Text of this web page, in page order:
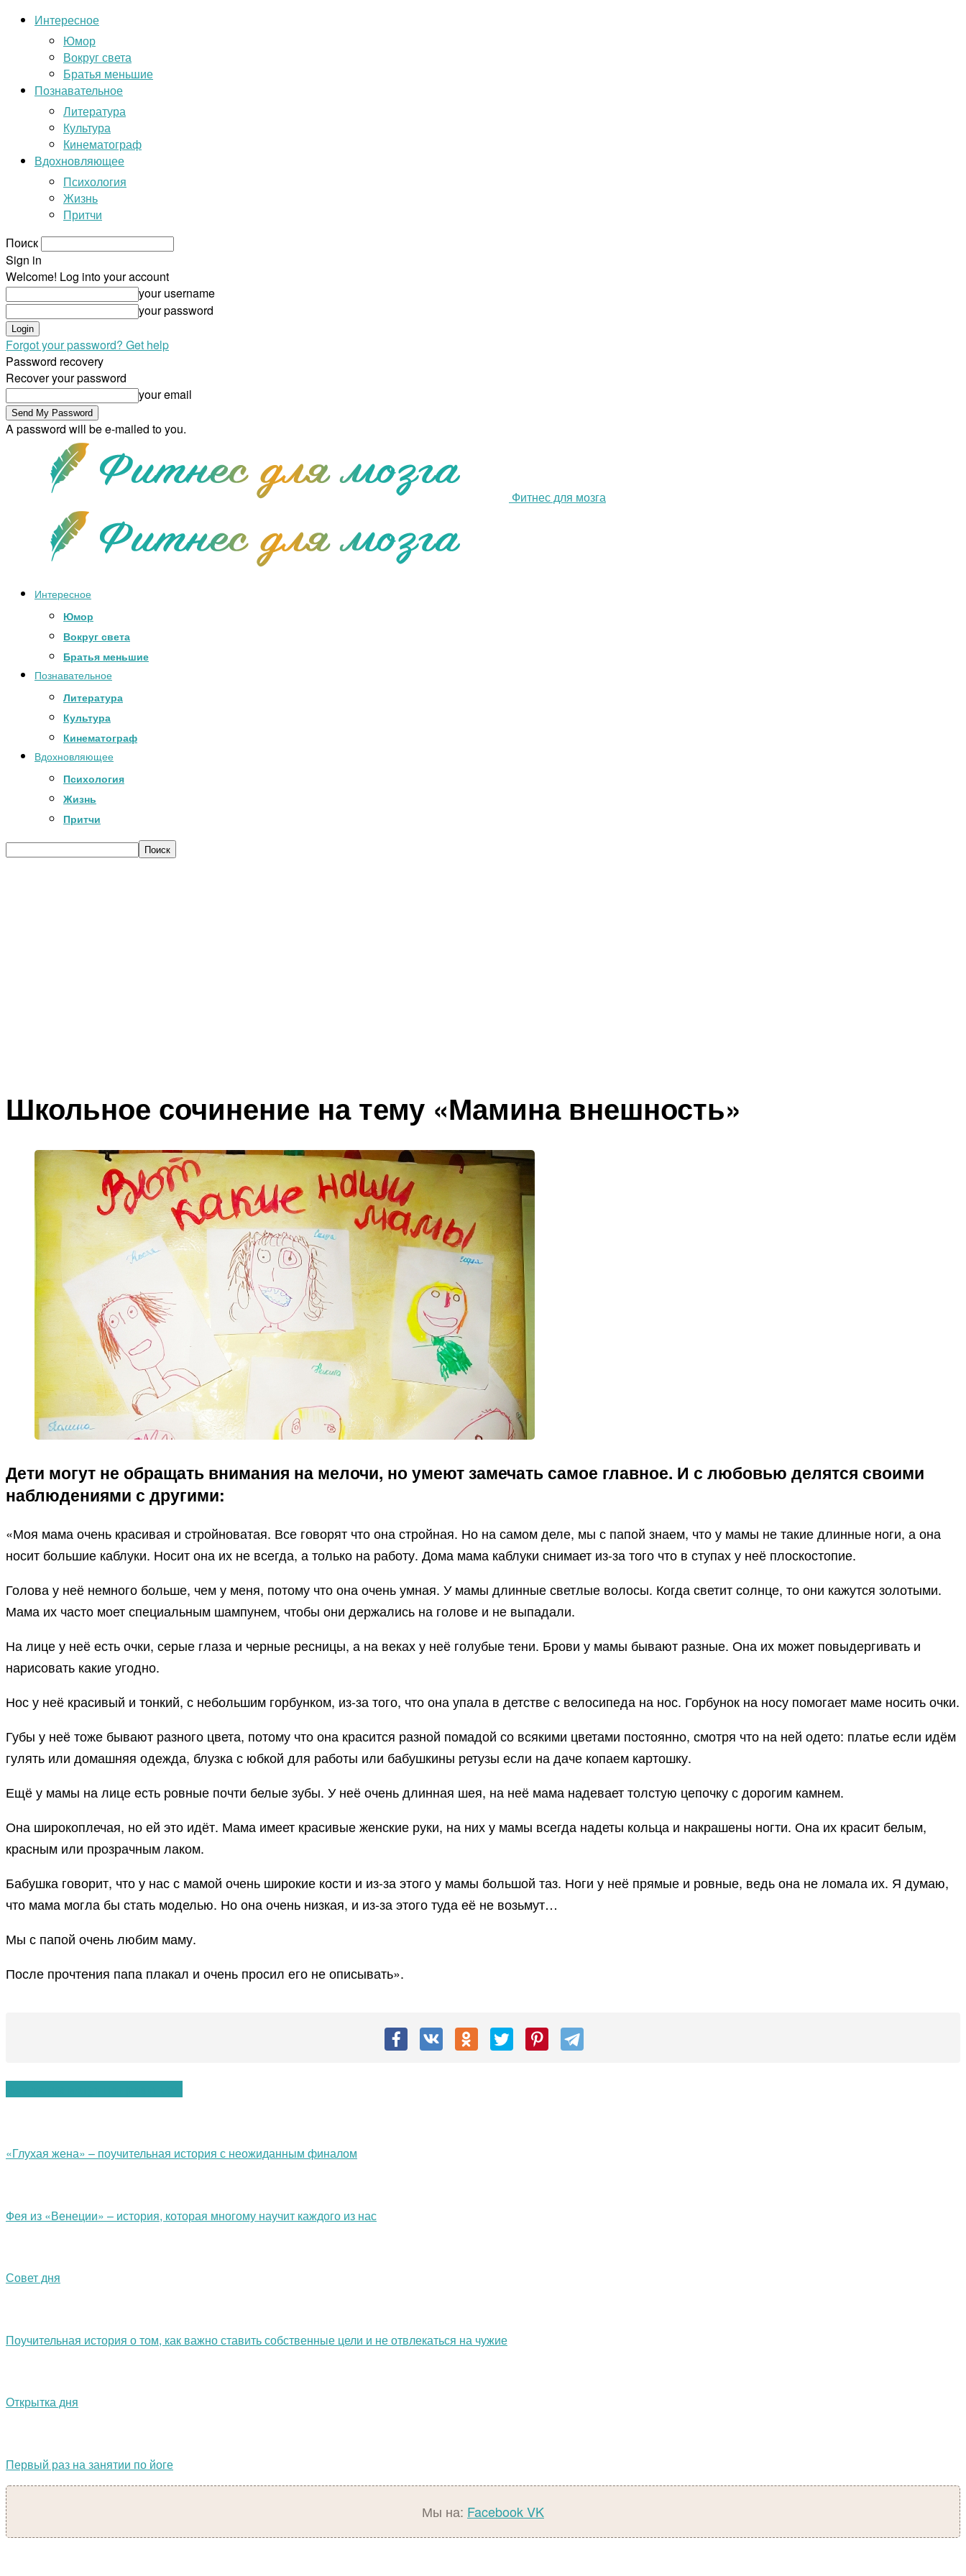
Интересное
Юмор
Вокруг света
Братья меньшие
Познавательное
Литература
Культура
Кинематограф
Вдохновляющее
Психология
Жизнь
Притчи
Поиск
Sign in
Welcome! Log into your account
your username
your password
Forgot your password? Get help
Password recovery
Recover your password
your email
A password will be e-mailed to you.
Фитнес для мозга
Интересное
Юмор
Вокруг света
Братья меньшие
Познавательное
Литература
Культура
Кинематограф
Вдохновляющее
Психология
Жизнь
Притчи
Школьное сочинение на тему «Мамина внешность»
Дети могут не обращать внимания на мелочи, но умеют замечать самое главное. И с любовью делятся своими
наблюдениями с другими:
«Моя мама очень красивая и стройноватая. Все говорят что она стройная. Но на самом деле, мы с папой знаем, что у мамы не такие длинные ноги, а она
носит большие каблуки. Носит она их не всегда, а только на работу. Дома мама каблуки снимает из-за того что в ступах у неё плоскостопие.
Голова у неё немного больше, чем у меня, потому что она очень умная. У мамы длинные светлые волосы. Когда светит солнце, то они кажутся золотыми.
Мама их часто моет специальным шампунем, чтобы они держались на голове и не выпадали.
На лице у неё есть очки, серые глаза и черные ресницы, а на веках у неё голубые тени. Брови у мамы бывают разные. Она их может повыдергивать и
нарисовать какие угодно.
Нос у неё красивый и тонкий, с небольшим горбунком, из-за того, что она упала в детстве с велосипеда на нос. Горбунок на носу помогает маме носить очки.
Губы у неё тоже бывают разного цвета, потому что она красится разной помадой со всякими цветами постоянно, смотря что на ней одето: платье если идём
гулять или домашняя одежда, блузка с юбкой для работы или бабушкины ретузы если на даче копаем картошку.
Ещё у мамы на лице есть ровные почти белые зубы. У неё очень длинная шея, на неё мама надевает толстую цепочку с дорогим камнем.
Она широкоплечая, но ей это идёт. Мама имеет красивые женские руки, на них у мамы всегда надеты кольца и накрашены ногти. Она их красит белым,
красным или прозрачным лаком.
Бабушка говорит, что у нас с мамой очень широкие кости и из-за этого у мамы большой таз. Ноги у неё прямые и ровные, ведь она не ломала их. Я думаю,
что мама могла бы стать моделью. Но она очень низкая, и из-за этого туда её не возьмут…
Мы с папой очень любим маму.
После прочтения папа плакал и очень просил его не описывать».
«Глухая жена» – поучительная история с неожиданным финалом
Фея из «Венеции» – история, которая многому научит каждого из нас
Совет дня
Поучительная история о том, как важно ставить собственные цели и не отвлекаться на чужие
Открытка дня
Первый раз на занятии по йоге
Мы на: FacebookVK